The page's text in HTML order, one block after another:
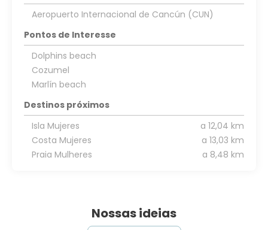
Aeropuerto Internacional de Cancún (CUN)
Pontos de Interesse
Dolphins beach
Cozumel
Marlín beach
Destinos próximos
Isla Mujeres
a 12,04 km
Costa Mujeres
a 13,03 km
Praia Mulheres
a 8,48 km
Nossas ideias